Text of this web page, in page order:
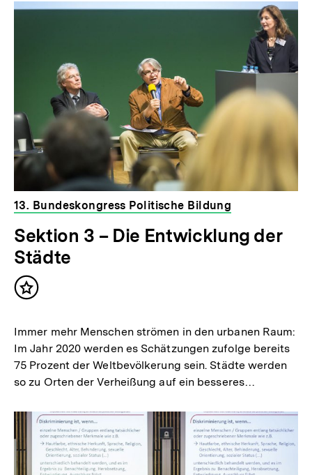
13. Bundeskongress Politische Bildung
Sektion 3 – Die Entwicklung der
Städte
Inhalt
Immer mehr Menschen strömen in den urbanen Raum:
Im Jahr 2020 werden es Schätzungen zufolge bereits
75 Prozent der Weltbevölkerung sein. Städte werden
so zu Orten der Verheißung auf ein besseres…